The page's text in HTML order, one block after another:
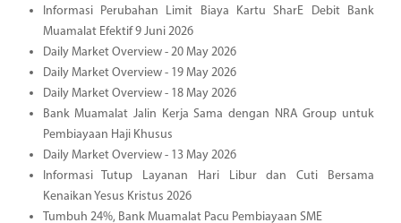
Informasi Perubahan Limit Biaya Kartu SharE Debit Bank
Muamalat Efektif 9 Juni 2026
Daily Market Overview - 20 May 2026
Daily Market Overview - 19 May 2026
Daily Market Overview - 18 May 2026
Bank Muamalat Jalin Kerja Sama dengan NRA Group untuk
Pembiayaan Haji Khusus
Daily Market Overview - 13 May 2026
Informasi Tutup Layanan Hari Libur dan Cuti Bersama
Kenaikan Yesus Kristus 2026
Tumbuh 24%, Bank Muamalat Pacu Pembiayaan SME